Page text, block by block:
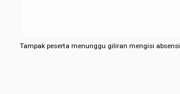
Tampak peserta menunggu giliran mengisi absensi